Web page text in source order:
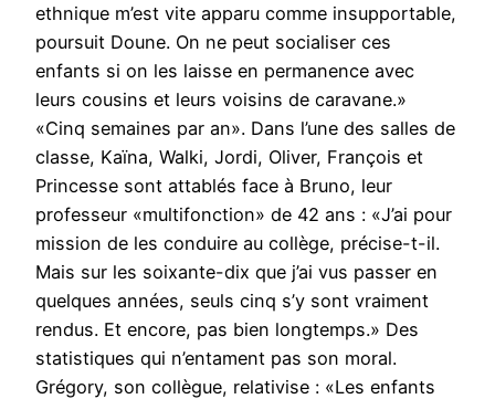
ethnique m’est vite apparu comme insupportable,
poursuit Doune. On ne peut socialiser ces
enfants si on les laisse en permanence avec
leurs cousins et leurs voisins de caravane.»
«Cinq semaines par an». Dans l’une des salles de
classe, Kaïna, Walki, Jordi, Oliver, François et
Princesse sont attablés face à Bruno, leur
professeur «multifonction» de 42 ans : «J’ai pour
mission de les conduire au collège, précise-t-il.
Mais sur les soixante-dix que j’ai vus passer en
quelques années, seuls cinq s’y sont vraiment
rendus. Et encore, pas bien longtemps.» Des
statistiques qui n’entament pas son moral.
Grégory, son collègue, relativise : «Les enfants